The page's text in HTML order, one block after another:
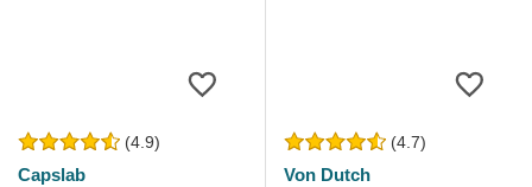
(4.9)
Capslab
(4.7)
Von Dutch